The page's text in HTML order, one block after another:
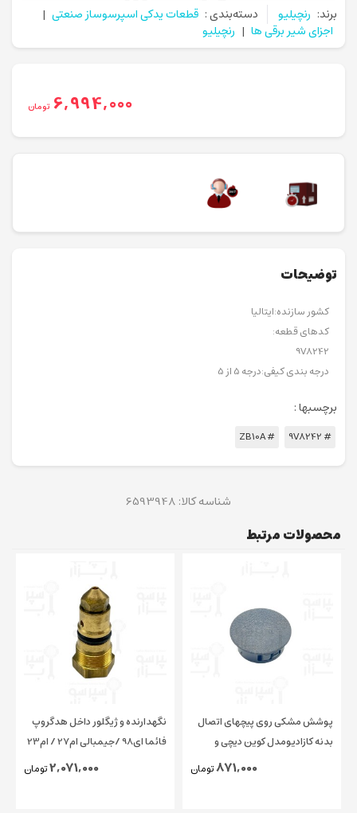
برند: رنچیلیو دسته‌بندی : قطعات یدکی اسپرسوساز صنعتی |
اجزای شیر برقی ها | رنچیلیو
6,994,000 تومان
توضیحات
کشور سازنده:ایتالیا
کدهای قطعه:
9V8242
درجه بندی کیفی:درجه 5 از 5
برچسبها :
# 9V8242
# ZB10A
شناسه کالا: 6593948
محصولات مرتبط
پوشش مشکی روی پیچهای اتصال
بدنه کازادیومدل کوین دیچی و
چیمبالی و فائما قطر ۱۵ میلیمتر
871,000تومان
نگهدارنده و ژیگلور داخل هدگروپ
فائما ای98 /جیمبالی ام27 / ام23
2,071,000تومان